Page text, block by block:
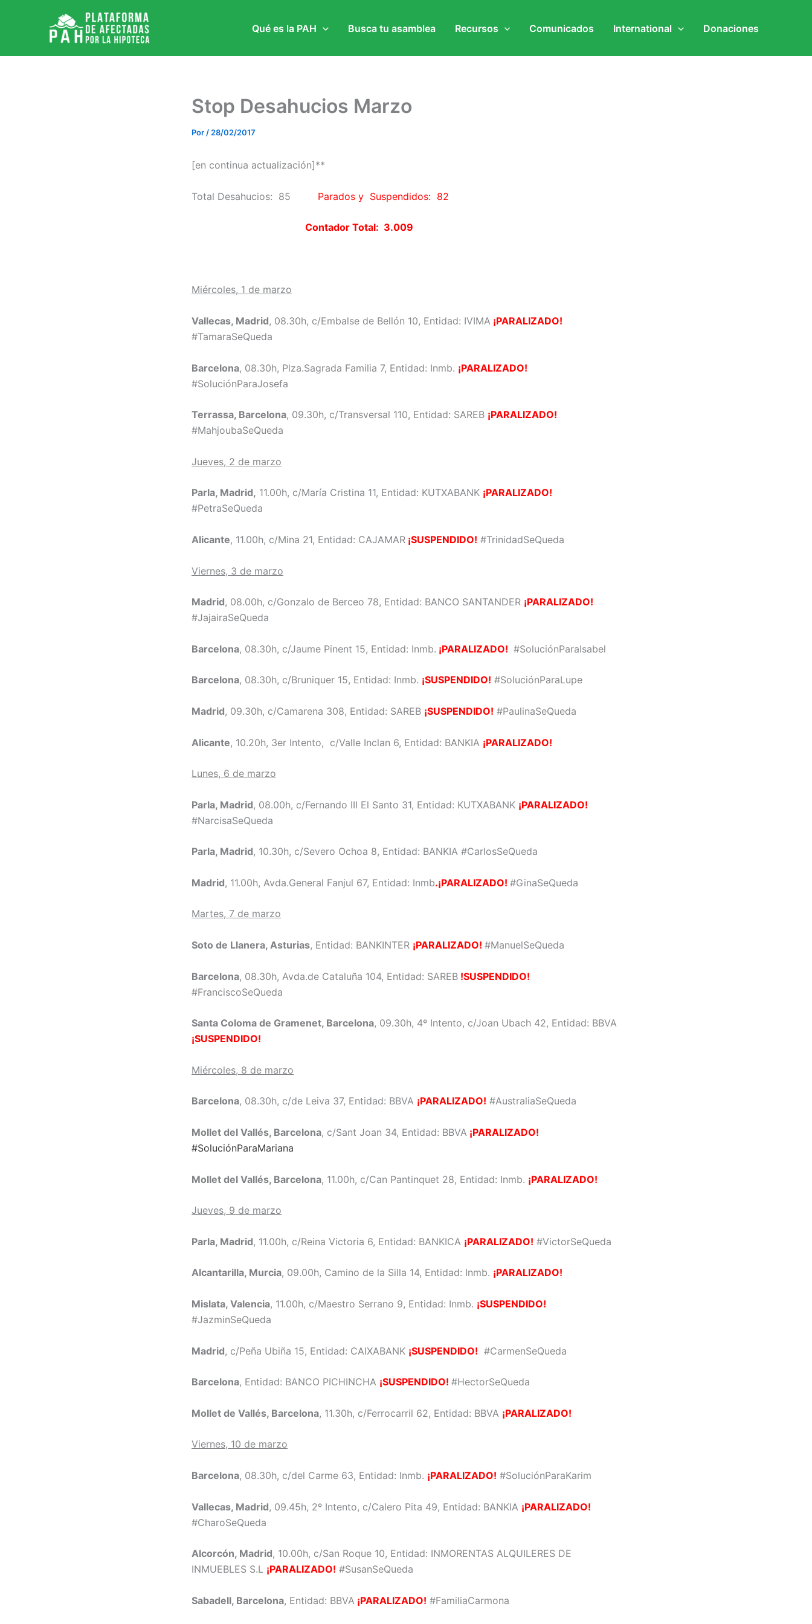
Qué es la PAH Busca tu asamblea Recursos Comunicados International Donaciones
Stop Desahucios Marzo
Por / 28/02/2017
[en continua actualización]**
Total Desahucios: 85 Parados y Suspendidos: 82
Contador Total: 3.009
Miércoles, 1 de marzo
Vallecas, Madrid, 08.30h, c/Embalse de Bellón 10, Entidad: IVIMA ¡PARALIZADO!
#TamaraSeQueda
Barcelona, 08.30h, Plza.Sagrada Familia 7, Entidad: Inmb. ¡PARALIZADO!
#SoluciónParaJosefa
Terrassa, Barcelona, 09.30h, c/Transversal 110, Entidad: SAREB ¡PARALIZADO!
#MahjoubaSeQueda
Jueves, 2 de marzo
Parla, Madrid, 11.00h, c/María Cristina 11, Entidad: KUTXABANK ¡PARALIZADO!
#PetraSeQueda
Alicante, 11.00h, c/Mina 21, Entidad: CAJAMAR ¡SUSPENDIDO! #TrinidadSeQueda
Viernes, 3 de marzo
Madrid, 08.00h, c/Gonzalo de Berceo 78, Entidad: BANCO SANTANDER ¡PARALIZADO!
#JajairaSeQueda
Barcelona, 08.30h, c/Jaume Pinent 15, Entidad: Inmb. ¡PARALIZADO! #SoluciónParaIsabel
Barcelona, 08.30h, c/Bruniquer 15, Entidad: Inmb. ¡SUSPENDIDO! #SoluciónParaLupe
Madrid, 09.30h, c/Camarena 308, Entidad: SAREB ¡SUSPENDIDO! #PaulinaSeQueda
Alicante, 10.20h, 3er Intento, c/Valle Inclan 6, Entidad: BANKIA ¡PARALIZADO!
Lunes, 6 de marzo
Parla, Madrid, 08.00h, c/Fernando III El Santo 31, Entidad: KUTXABANK ¡PARALIZADO!
#NarcisaSeQueda
Parla, Madrid, 10.30h, c/Severo Ochoa 8, Entidad: BANKIA #CarlosSeQueda
Madrid, 11.00h, Avda.General Fanjul 67, Entidad: Inmb.¡PARALIZADO! #GinaSeQueda
Martes, 7 de marzo
Soto de Llanera, Asturias, Entidad: BANKINTER ¡PARALIZADO! #ManuelSeQueda
Barcelona, 08.30h, Avda.de Cataluña 104, Entidad: SAREB !SUSPENDIDO!
#FranciscoSeQueda
Santa Coloma de Gramenet, Barcelona, 09.30h, 4º Intento, c/Joan Ubach 42, Entidad: BBVA
¡SUSPENDIDO!
Miércoles, 8 de marzo
Barcelona, 08.30h, c/de Leiva 37, Entidad: BBVA ¡PARALIZADO! #AustraliaSeQueda
Mollet del Vallés, Barcelona, c/Sant Joan 34, Entidad: BBVA ¡PARALIZADO!
#SoluciónParaMariana
Mollet del Vallés, Barcelona, 11.00h, c/Can Pantinquet 28, Entidad: Inmb. ¡PARALIZADO!
Jueves, 9 de marzo
Parla, Madrid, 11.00h, c/Reina Victoria 6, Entidad: BANKICA ¡PARALIZADO! #VictorSeQueda
Alcantarilla, Murcia, 09.00h, Camino de la Silla 14, Entidad: Inmb. ¡PARALIZADO!
Mislata, Valencia, 11.00h, c/Maestro Serrano 9, Entidad: Inmb. ¡SUSPENDIDO!
#JazminSeQueda
Madrid, c/Peña Ubiña 15, Entidad: CAIXABANK ¡SUSPENDIDO! #CarmenSeQueda
Barcelona, Entidad: BANCO PICHINCHA ¡SUSPENDIDO! #HectorSeQueda
Mollet de Vallés, Barcelona, 11.30h, c/Ferrocarril 62, Entidad: BBVA ¡PARALIZADO!
Viernes, 10 de marzo
Barcelona, 08.30h, c/del Carme 63, Entidad: Inmb. ¡PARALIZADO! #SoluciónParaKarim
Vallecas, Madrid, 09.45h, 2º Intento, c/Calero Pita 49, Entidad: BANKIA ¡PARALIZADO!
#CharoSeQueda
Alcorcón, Madrid, 10.00h, c/San Roque 10, Entidad: INMORENTAS ALQUILERES DE
INMUEBLES S.L ¡PARALIZADO! #SusanSeQueda
Sabadell, Barcelona, Entidad: BBVA ¡PARALIZADO! #FamiliaCarmona